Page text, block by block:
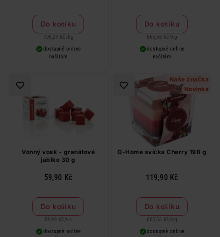
Do košíku
705,29 Kč / kg
dostupné online
načítám
Do košíku
665,56 Kč / kg
dostupné online
načítám
Vonný vosk - granátové
jablko 30 g
59,90 Kč
Do košíku
59,90 Kč / ks
dostupné online
Naše značka
Novinka
Q-Home svíčka Cherry 198 g
119,90 Kč
Do košíku
605,56 Kč / kg
dostupné online